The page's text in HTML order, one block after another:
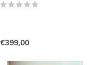
€399,00